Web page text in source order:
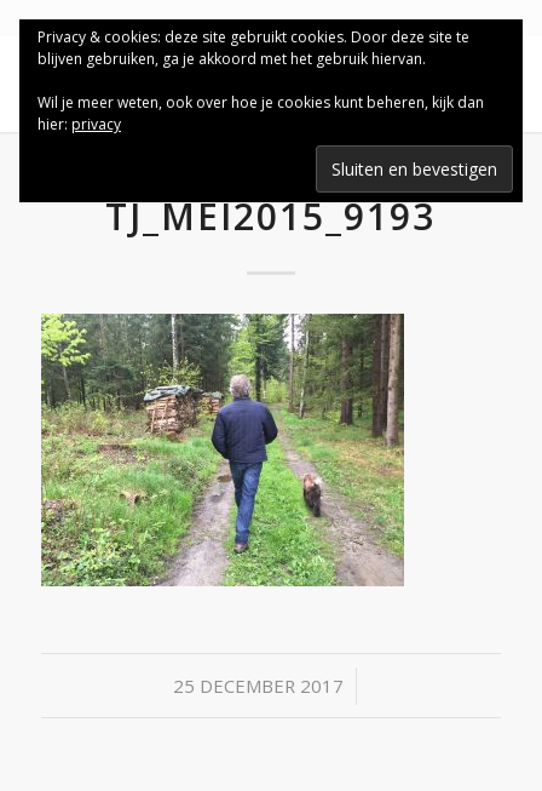
TJ_MEI2015_9193
25 DECEMBER 2017
/
Privacy & cookies: deze site gebruikt cookies. Door deze site te
blijven gebruiken, ga je akkoord met het gebruik hiervan.
Wil je meer weten, ook over hoe je cookies kunt beheren, kijk dan
hier: privacy